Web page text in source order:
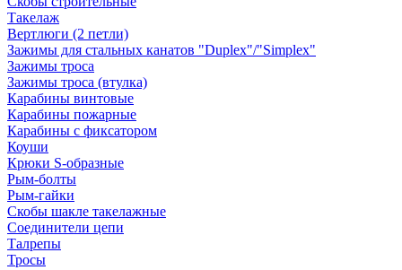
Такелаж
Вертлюги (2 петли)
Зажимы для стальных канатов "Duplex"/"Simplex"
Зажимы троса
Зажимы троса (втулка)
Карабины винтовые
Карабины пожарные
Карабины с фиксатором
Коуши
Крюки S-образные
Рым-болты
Рым-гайки
Скобы шакле такелажные
Соединители цепи
Талрепы
Тросы